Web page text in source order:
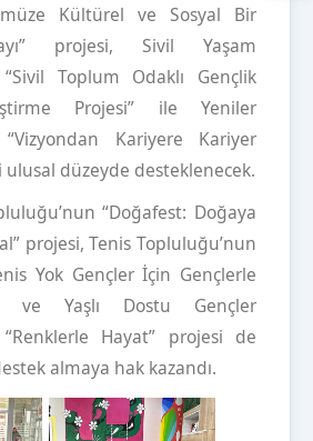
Kültürel ve Sosyal Bir
projesi, Sivil Yaşam
Toplum Odaklı Gençlik
Projesi” ile Yeniler
“Vizyondan Kariyere Kariyer
ulusal düzeyde desteklenecek.
“Doğafest: Doğaya
projesi, Tenis Topluluğu’nun
Yok Gençler İçin Gençlerle
ve Yaşlı Dostu Gençler
Hayat” projesi de
almaya hak kazandı.